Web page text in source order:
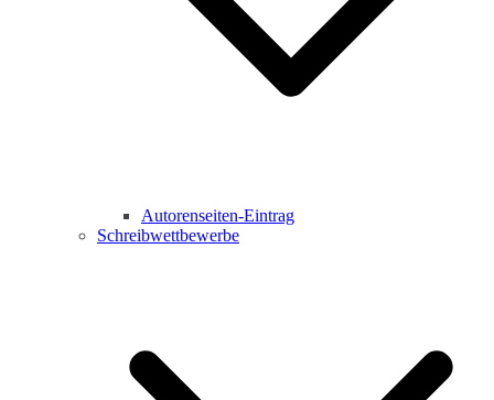
Autorenseiten-Eintrag
Schreibwettbewerbe